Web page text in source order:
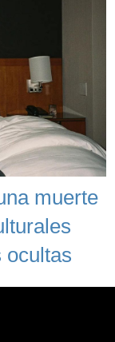
muerte
ocultas